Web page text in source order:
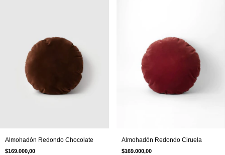
Almohadón Redondo Chocolate
$169.000,00
Almohadón Redondo Ciruela
$169.000,00